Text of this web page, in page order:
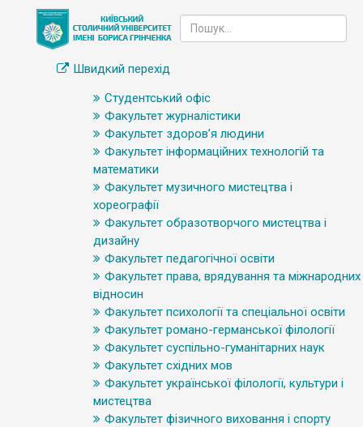
Швидкий перехід
Студентський офіс
Факультет журналістики
Факультет здоров’я людини
Факультет інформаційних технологій та
математики
Факультет музичного мистецтва і
хореографії
Факультет образотворчого мистецтва і
дизайну
Факультет педагогічної освіти
Факультет права, врядування та міжнародних
відносин
Факультет психології та спеціальної освіти
Факультет романо-германської філології
Факультет суспільно-гуманітарних наук
Факультет східних мов
Факультет української філології, культури і
мистецтва
Факультет фізичного виховання і спорту